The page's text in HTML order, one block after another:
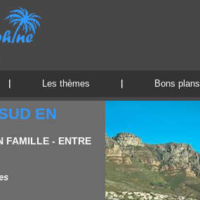
Les thèmes Bons plans
EN
FAMILLE - ENTRE